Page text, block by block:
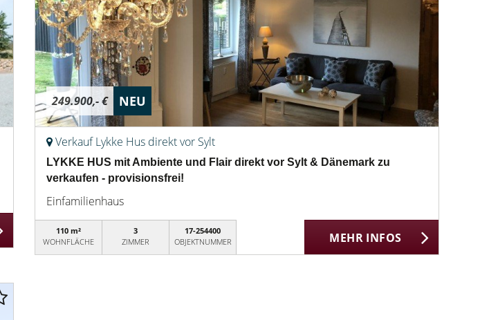
249.900,- € NEU
Verkauf Lykke Hus direkt vor Sylt
LYKKE HUS mit Ambiente und Flair direkt vor Sylt & Dänemark zu
verkaufen - provisionsfrei!
Einfamilienhaus
110 m²
WOHNFLÄCHE
3
ZIMMER
17-254400
OBJEKTNUMMER
MEHR INFOS